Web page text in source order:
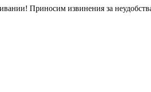
Приносим извинения за